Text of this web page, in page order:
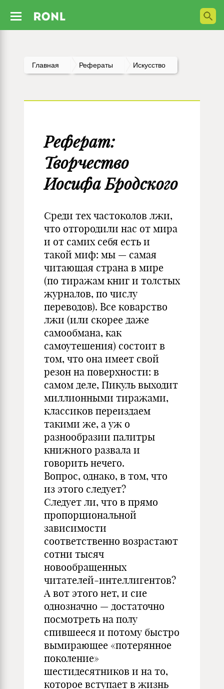
Главная Рефераты Искусство
Реферат:
Творчество
Иосифа Бродского
Среди тех частоколов лжи,
что отгородили нас от мира
и от самих себя есть и
такой миф: мы — самая
читающая страна в мире
(по тиражам книг и толстых
журналов, по числу
переводов). Все коварство
лжи (или скорее даже
самообмана, как
самоутешения) состоит в
том, что она имеет свой
резон на поверхности: в
самом деле, Пикуль выходит
миллионными тиражами,
классиков переиздаем
такими же, а уж о
разнообразии палитры
книжного развала и
говорить нечего.
Вопрос, однако, в том, что
из этого следует?
Следует ли, что в прямо
пропорциональной
зависимости
соответственно возрастают
сотни тысяч
новообращенных
читателей-интеллигентов?
А вот этого нет, и сие
однозначно — достаточно
посмотреть на полу
спившееся и потому быстро
вымирающее «потерянное
поколение»
шестидесятников и на то,
которое вступает в жизнь